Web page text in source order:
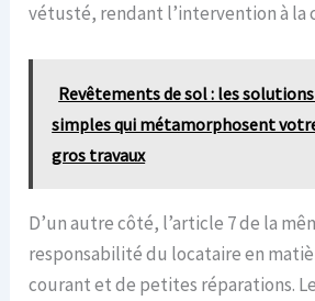
vétusté, rendant l’intervention à la
Revêtements de sol : les
simples qui métamorphosent
gros travaux
D’un autre côté, l’article 7 de la
responsabilité du locataire en
courant et de petites réparations.